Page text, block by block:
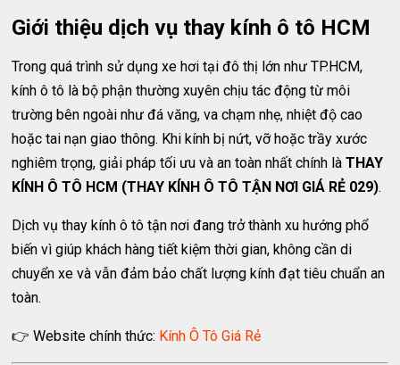
Giới thiệu dịch vụ thay kính ô tô HCM
Trong quá trình sử dụng xe hơi tại đô thị lớn như TP.HCM,
kính ô tô là bộ phận thường xuyên chịu tác động từ môi
trường bên ngoài như đá văng, va chạm nhẹ, nhiệt độ cao
hoặc tai nạn giao thông. Khi kính bị nứt, vỡ hoặc trầy xước
nghiêm trọng, giải pháp tối ưu và an toàn nhất chính làTHAY
KÍNH Ô TÔ HCM (THAY KÍNH Ô TÔ TẬN NƠI GIÁ RẺ 029).
Dịch vụ thay kính ô tô tận nơi đang trở thành xu hướng phổ
biến vì giúp khách hàng tiết kiệm thời gian, không cần di
chuyển xe và vẫn đảm bảo chất lượng kính đạt tiêu chuẩn an
toàn.
👉 Website chính thức: Kính Ô Tô Giá Rẻ